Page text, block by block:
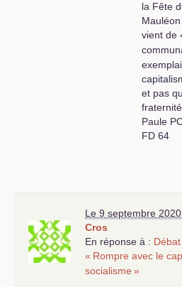
la Fête
vient de
et pas
fraternité
Paule
FD 64
Le 9 septembre
Cros
En réponse à :
« Rompre avec le
socialisme »